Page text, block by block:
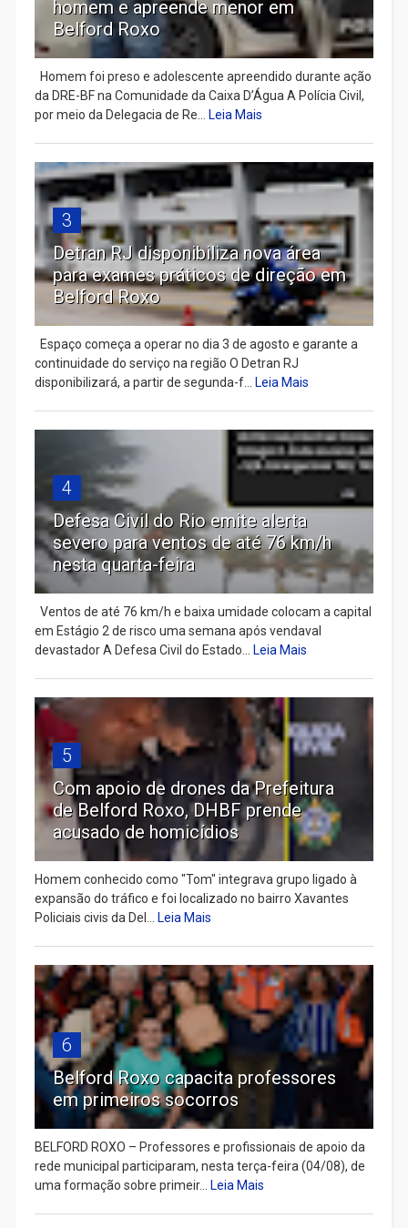
homem e apreende menor em
Belford Roxo
Homem foi preso e adolescente apreendido durante ação
da DRE-BF na Comunidade da Caixa D’Água A Polícia Civil,
por meio da Delegacia de Re...
Leia Mais
3
Detran RJ disponibiliza nova área
para exames práticos de direção em
Belford Roxo
Espaço começa a operar no dia 3 de agosto e garante a
continuidade do serviço na região O Detran RJ
disponibilizará, a partir de segunda-f...
Leia Mais
4
Defesa Civil do Rio emite alerta
severo para ventos de até 76 km/h
nesta quarta-feira
Ventos de até 76 km/h e baixa umidade colocam a capital
em Estágio 2 de risco uma semana após vendaval
devastador A Defesa Civil do Estado...
Leia Mais
5
Com apoio de drones da Prefeitura
de Belford Roxo, DHBF prende
acusado de homicídios
Homem conhecido como "Tom" integrava grupo ligado à
expansão do tráfico e foi localizado no bairro Xavantes
Policiais civis da Del...
Leia Mais
6
Belford Roxo capacita professores
em primeiros socorros
BELFORD ROXO – Professores e profissionais de apoio da
rede municipal participaram, nesta terça-feira (04/08), de
uma formação sobre primeir...
Leia Mais